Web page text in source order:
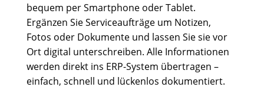
bequem per Smartphone oder Tablet.
Ergänzen Sie Serviceaufträge um Notizen,
Fotos oder Dokumente und lassen Sie sie vor
Ort digital unterschreiben. Alle Informationen
werden direkt ins ERP-System übertragen –
einfach, schnell und lückenlos dokumentiert.